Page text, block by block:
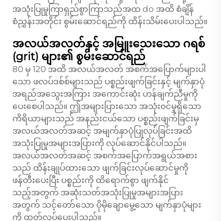
အသုံးပြုမှုကြာရှည်စွာကြာသည်အထ do အထိ စံချိန်
စံညွှန်းအတိုင်း စွမ်းဆောင်ရည်ကို ထိန်းသိမ်းပေးပါသည်။
အလယ်အလတ်နှင့် အမြူးသေးသော ဂရစ်
(grit) များ၏ စွမ်းဆောင်ရည်
80 မှ 120 အထိ အလယ်အလတ် အစက်အပြောက်များပါ
သော ဖလပ်ဒစ်စ်များသည် ပစ္စည်းဖျက်ခြင်းနှင့် မျက်နှာပုံ
အရည်အသွေးအကြား အကောင်းဆုံး ဟန်ချက်ညီမှုကို
ပေးစေပါသည်။ ဤအများပြားသော အသုံးဝင်မှုရှိသော
ကိရိယာများသည် အနည်းငယ်သော ပစ္စည်းဖျက်ခြင်းမှ
အလယ်အလတ်အဆင့် အမျက်နှာပုံပြုလုပ်ခြင်းအထိ
အသုံးပြုမှုအများအပြားကို လုပ်ဆောင်နိုင်ပါသည်။
အလယ်အလတ်အဆင့် အစက်အပြောက်အရွယ်အစား
သည် ထိန်းချုပ်ထားသော ဖျက်ခြင်းလုပ်ဆောင်မှုကို
ဖန်တီးပေးပြီး ပစ္စည်းကို ထိရောက်စွာ ဖျက်နိုင်
သည့်အတွက် အဆုံးသတ်အသုံးပြုမှုအများအပြား
အတွက် သင့်တော်သော ပိုမိုချောမွေ့သော မျက်နှာပုံများ
ကို ထုတ်လုပ်ပေးပါသည်။